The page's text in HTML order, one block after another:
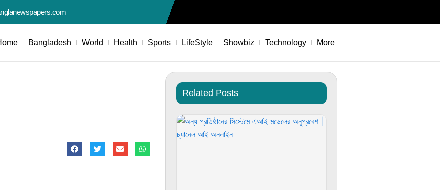
Bangladesh World Health Sports LifeStyle Showbiz Technology More
Related Posts